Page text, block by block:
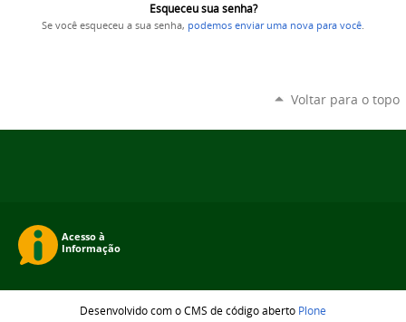
Esqueceu sua senha?
Se você esqueceu a sua senha, podemos enviar uma nova para você.
Voltar para o topo
Desenvolvido com o CMS de código aberto Plone